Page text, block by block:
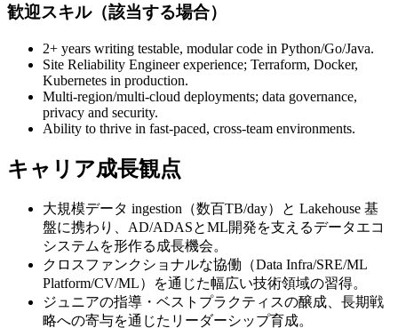
歓迎スキル（該当する場合）
2+ years writing testable, modular code in Python/Go/Java.
Site Reliability Engineer experience; Terraform, Docker,
Kubernetes in production.
Multi-region/multi-cloud deployments; data governance,
privacy and security.
Ability to thrive in fast-paced, cross-team environments.
キャリア成長観点
大規模データ ingestion（数百TB/day）と Lakehouse 基
盤に携わり、AD/ADASとML開発を支えるデータエコ
システムを形作る成長機会。
クロスファンクショナルな協働（Data Infra/SRE/ML
Platform/CV/ML）を通じた幅広い技術領域の習得。
ジュニアの指導・ベストプラクティスの醸成、長期戦
略への寄与を通じたリーダーシップ育成。